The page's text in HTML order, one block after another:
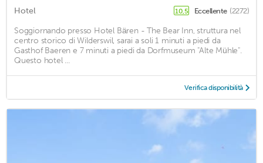
Hotel 10,5 Eccellente (2272)
Soggiornando presso Hotel Bären - The Bear Inn, struttura nel
centro storico di Wilderswil, sarai a soli 1 minuti a piedi da
Gasthof Baeren e 7 minuti a piedi da Dorfmuseum "Alte Mühle".
Questo hotel ...
Verifica disponibilità